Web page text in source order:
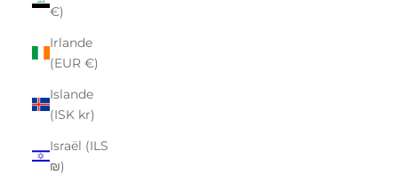
€)
Irlande
(EUR €)
Islande
(ISK kr)
Israël (ILS
₪)